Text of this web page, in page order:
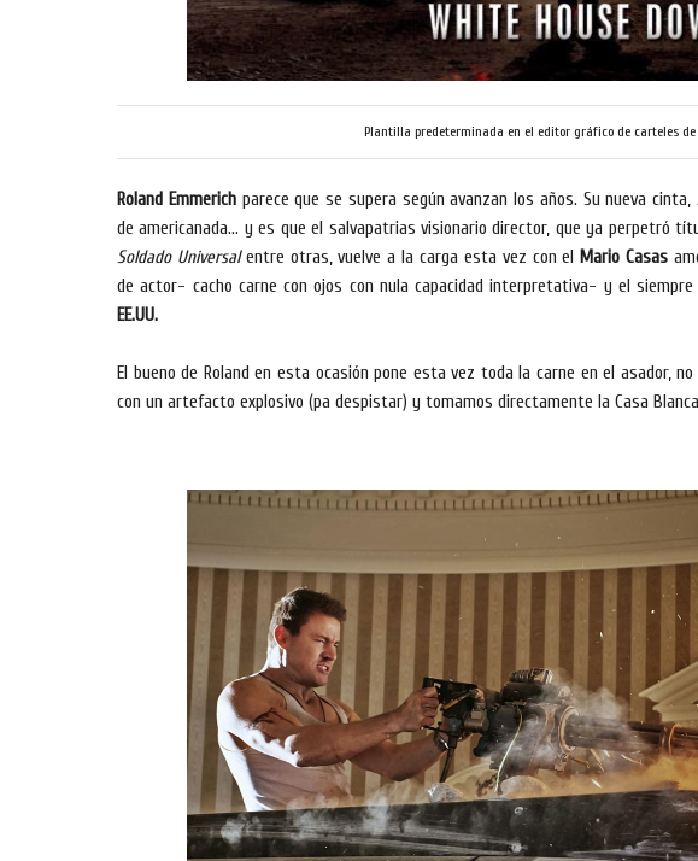
Plantilla predeterminada en el editor gráfico de carteles
Roland Emmerichparece que se supera según avanzan los años. Su nueva cinta,
de americanada... y es que el salvapatrias visionario director, que ya perpetró
Soldado Universalentre otras, vuelve a la carga esta vez con el Mario Casas
de actor- cacho carne con ojos con nula capacidad interpretativa- y el siempre
EE.UU.
El bueno de Roland en esta ocasión pone esta vez toda la carne en el asador,
con un artefacto explosivo (pa despistar) y tomamos directamente la Casa